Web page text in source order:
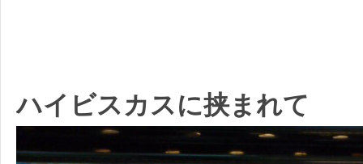
ハイビスカスに挟まれて